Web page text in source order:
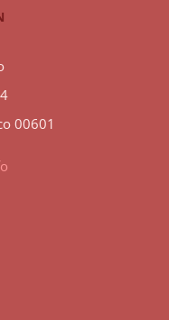
00601